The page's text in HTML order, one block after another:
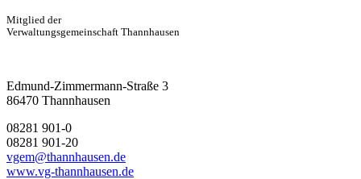
Mitglied der
Verwaltungsgemeinschaft Thannhausen
Edmund-Zimmermann-Straße 3
86470 Thannhausen
08281 901-0
08281 901-20
vgem@thannhausen.de
www.vg-thannhausen.de